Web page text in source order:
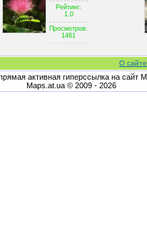
Рейтинг:
1.0
Просмотров:
1461
О
активная гиперссылка на сайт
Maps.at.ua © 2009 - 2026